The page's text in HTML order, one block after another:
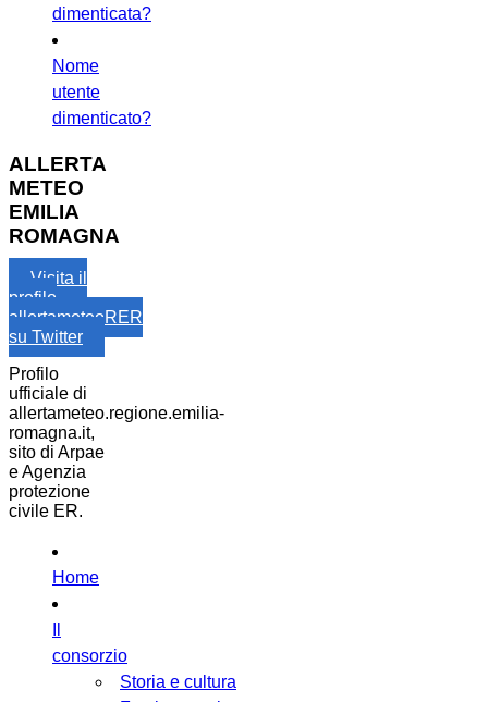
dimenticata?
Nome
utente
dimenticato?
ALLERTA
METEO
EMILIA
ROMAGNA
Visita il
profilo
allertameteoRER
su Twitter
Profilo
ufficiale di
allertameteo.regione.emilia-
romagna.it,
sito di Arpae
e Agenzia
protezione
civile ER.
Home
consorzio
Storia e cultura